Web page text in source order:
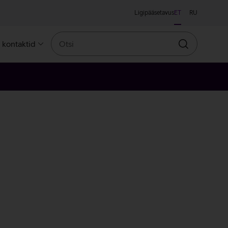
LigipääsetavusET RU
kontaktid
Otsin